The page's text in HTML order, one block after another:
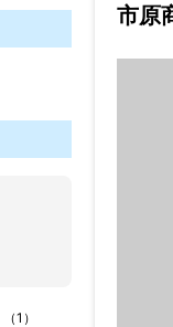
市原
（1）